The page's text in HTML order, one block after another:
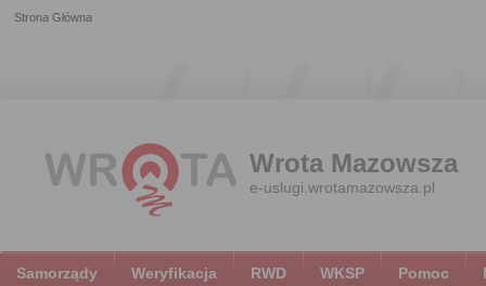
Strona Główna
Wrota Mazowsza
e-uslugi.wrotamazowsza.pl
Samorządy Weryfikacja RWD WKSP Pomoc